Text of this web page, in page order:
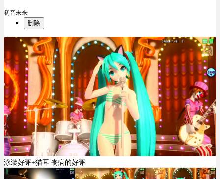
初音未来
删除
泳装好评+猫耳 丧病的好评